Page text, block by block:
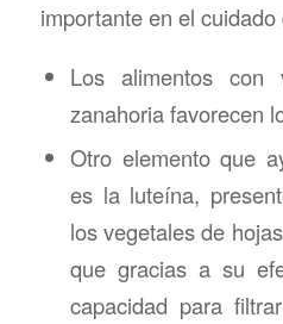
importante en el
Los alimentos
zanahoria favorecen
Otro elemento que
es la luteína,
los vegetales de
que gracias a su
capacidad para